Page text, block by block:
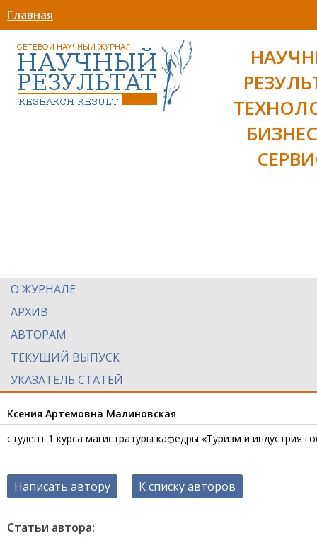
Главная
О ЖУРНАЛЕ
АРХИВ
АВТОРАМ
ТЕКУЩИЙ ВЫПУСК
УКАЗАТЕЛЬ СТАТЕЙ
Ксения Артемовна Малиновская
студент 1 курса магистратуры кафедры «Туризм и индустрия
Написать автору К списку авторов
Статьи автора: